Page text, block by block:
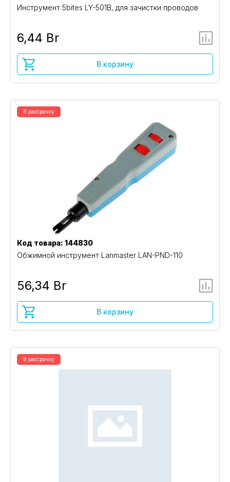
Инструмент 5bites LY-501B, для зачистки проводов
6,44 Br
В корзину
В рассрочку
Код товара: 144830
Обжимной инструмент Lanmaster LAN-PND-110
56,34 Br
В корзину
В рассрочку